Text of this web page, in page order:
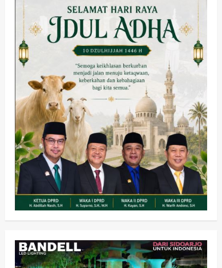
Adu Taktik di Atas Rumput Sintetis:
PWI dan Sapma PP Sidoarjo
Memanaskan Mesin Menuju Piala